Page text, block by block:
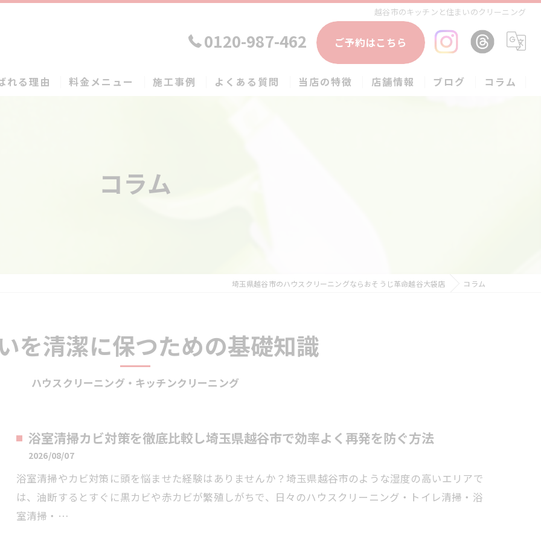
越谷市のキッチンと住まいのクリーニング
0120-987-462 ご予約はこちら
れる理由 料金メニュー 施工事例 よくある質問 当店の特徴 店舗情報 ブログ コラム
コラム
埼玉県越谷市のハウスクリーニングならおそうじ革命越谷大袋店 コラム
を清潔に保つための基礎知識
ハウスクリーニング・キッチンクリーニング
浴室清掃カビ対策を徹底比較し埼玉県越谷市で効率よく再発を防ぐ方法
2026/08/07
浴室清掃やカビ対策に頭を悩ませた経験はありませんか？埼玉県越谷市のような湿度の高いエリアで
は、油断するとすぐに黒カビや赤カビが繁殖しがちで、日々のハウスクリーニング・トイレ清掃・浴
室清掃・…